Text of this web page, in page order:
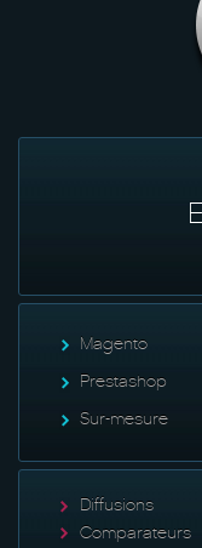
Magento
Prestashop
Sur-mesure
Diffusions
Comparateurs